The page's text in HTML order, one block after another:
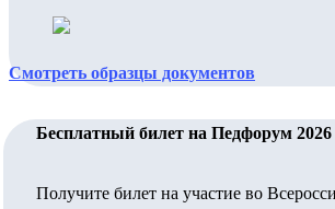
Смотреть образцы документов
Бесплатный билет на Педфорум 2026
Получите билет на участие во